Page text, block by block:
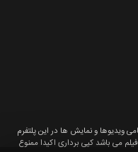
ویدیوها و نمایش ها در این پلتفرم
می باشد کپی برداری اکیدا ممنوع